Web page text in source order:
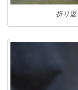
折り返